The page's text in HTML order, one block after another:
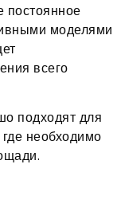
постоянное
моделями
всего
подходят для
необходимо